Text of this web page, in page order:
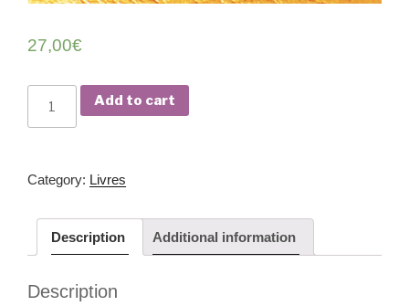
27,00€
tion
Bouad­
Add to cart
Cat­e­go­ry: Livres
Description Addi­tion­al information
Description